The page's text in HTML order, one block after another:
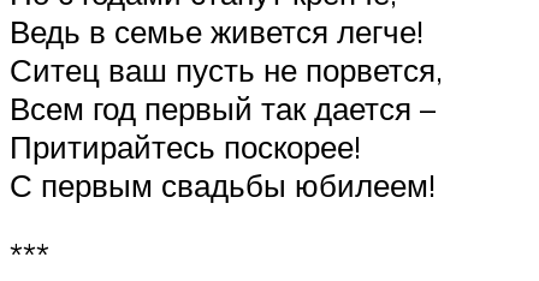
Ведь в семье живется легче!
Ситец ваш пусть не порвется,
Всем год первый так дается –
Притирайтесь поскорее!
С первым свадьбы юбилеем!
***